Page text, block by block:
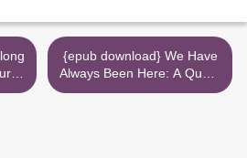
{epub download} We Have
Always Been Here: A Queer
Muslim Memoir >